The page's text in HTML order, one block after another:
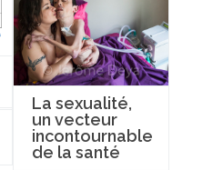
La sexualité,
un vecteur
incontournable
de la santé